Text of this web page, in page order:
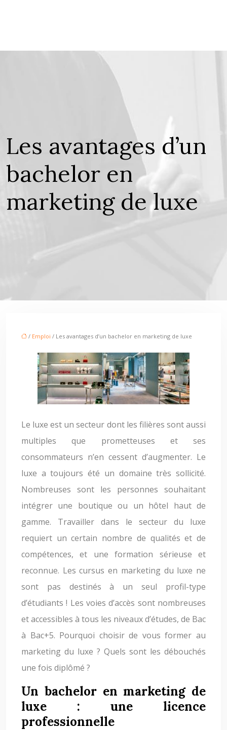
Les avantages d’un
bachelor en
marketing de luxe
/ Emploi / Les avantages d’un bachelor en marketing de luxe
Le luxe est un secteur dont les filières sont aussi
multiples que prometteuses et ses
consommateurs n’en cessent d’augmenter. Le
luxe a toujours été un domaine très sollicité.
Nombreuses sont les personnes souhaitant
intégrer une boutique ou un hôtel haut de
gamme. Travailler dans le secteur du luxe
requiert un certain nombre de qualités et de
compétences, et une formation sérieuse et
reconnue. Les cursus en marketing du luxe ne
sont pas destinés à un seul profil-type
d’étudiants ! Les voies d’accès sont nombreuses
et accessibles à tous les niveaux d’études, de Bac
à Bac+5. Pourquoi choisir de vous former au
marketing du luxe ? Quels sont les débouchés
une fois diplômé ?
Un bachelor en marketing de
luxe : une licence
professionnelle